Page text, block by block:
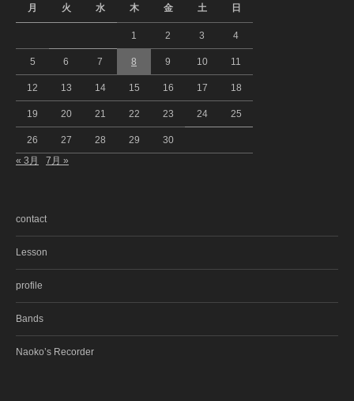
月 火 水 木 金 土 日
1 2 3 4
5 6 7 8 9 10 11
12 13 14 15 16 17 18
19 20 21 22 23 24 25
26 27 28 29 30
« 3月 7月 »
contact
Lesson
profile
Bands
Naoko’s Recorder